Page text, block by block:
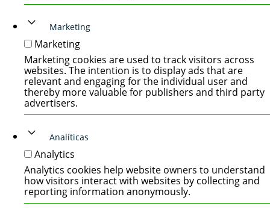
Marketing
Marketing
Marketing cookies are used to track visitors across
websites. The intention is to display ads that are
relevant and engaging for the individual user and
thereby more valuable for publishers and third party
advertisers.
Analíticas
Analytics
Analytics cookies help website owners to understand
how visitors interact with websites by collecting and
reporting information anonymously.